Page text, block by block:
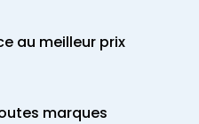
au meilleur prix
marques